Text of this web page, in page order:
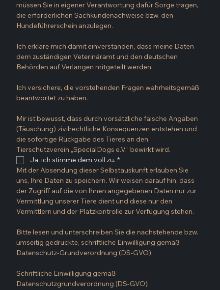
müssen Sie in eigener Verantwortung dafür Sorge tragen,
die erforderlichen Sachkundenachweise bzw. den
Hundeführerschein anzulegen.
Ich erkläre mich damit einverstanden, dass meine Daten
dem zuständigen Veterinäramt und den deutschen
Behörden auf Verlangen mitgeteilt werden.
Ich versichere, die vorstehenden Fragen wahrheitsgemäß
beantwortet zu haben.
Mir ist bewusst, dass durch vorsätzliche falsche Angaben
(Täuschung) zivilrechtliche Konsequenzen entstehen und
die sofortige Rückgabe des Tieres an den
Tierschutzverein „SpecialDogs e.V.“ bewirkt wird.
Ja, ich stimme dem voll zu. *
Mit der Absendung dieser Selbstauskunft erlauben Sie
uns, Ihre Daten zu speichern. Wir weisen darauf hin, dass
der Zugriff auf die von Ihnen angegebenen Daten nur zur
Vermittlung unserer Tiere dient und diese nur den
Vermittlern und der Platzkontrolle zur Verfügung stehen.
Bitte lesen und unterschreiben Sie die nachstehende bzw.
umseitig gedruckte, schriftliche Einwilligung gemäß
Datenschutz-Grundverordnung (DS-GVO).
Schriftliche Einwilligung gemäß
Datenschutzgrundverordnung (DS-GVO)